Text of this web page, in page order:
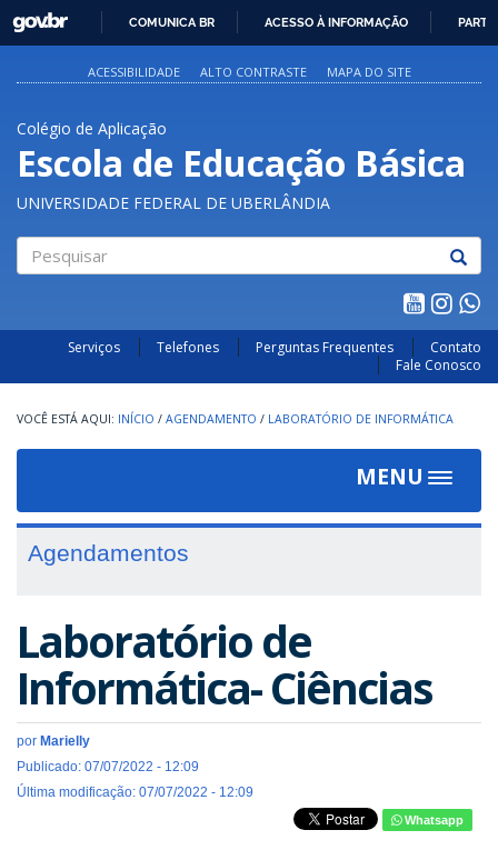
PARA
O
GOVBR
COMUNICA BR ACESSO À INFORMAÇÃO
ACESSIBILIDADE ALTO CONTRASTE MAPA DO SITE
Colégio de Aplicação
Escola de Educação Básica
UNIVERSIDADE FEDERAL DE UBERLÂNDIA
Serviços Telefones Perguntas Frequentes
Contato
Fale Conosco
INÍCIO / AGENDAMENTO / LABORATÓRIO DE INFORMÁTICA
MENU
Toggle
Agendamentos
Laboratório de
Informática- Ciências
por Marielly
Publicado: 07/07/2022 - 12:09
Última modificação: 07/07/2022 - 12:09
Whatsapp